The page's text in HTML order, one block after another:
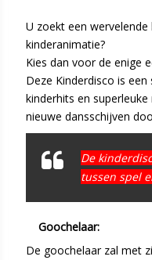
U zoekt een
kinderanimatie?
Kies dan voor de enige
Deze Kinderdisco is
kinderhits en
nieuwe dansschijven
De
tussen spel
Goochelaar:
De goochelaar zal met